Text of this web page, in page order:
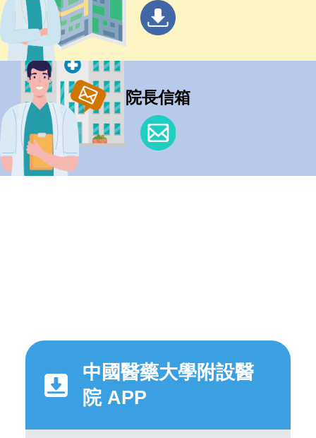
院長信箱
中國醫藥大學附設醫
院 APP